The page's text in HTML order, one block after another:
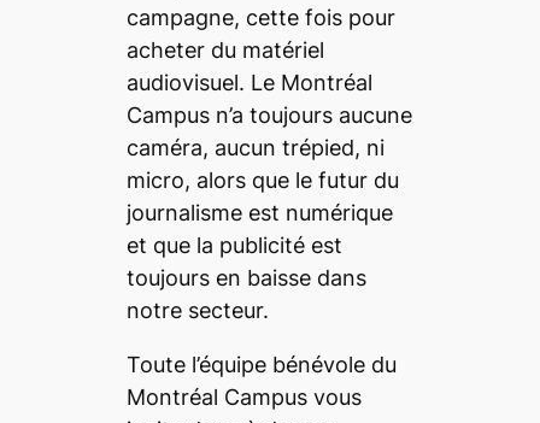
campagne, cette fois pour
acheter du matériel
audiovisuel. Le Montréal
Campus n’a toujours aucune
caméra, aucun trépied, ni
micro, alors que le futur du
journalisme est numérique
et que la publicité est
toujours en baisse dans
notre secteur.
Toute l’équipe bénévole du
Montréal Campus vous